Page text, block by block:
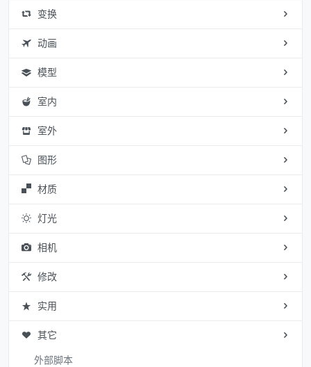
变换
动画
模型
室内
室外
图形
材质
灯光
相机
修改
实用
其它
外部脚本